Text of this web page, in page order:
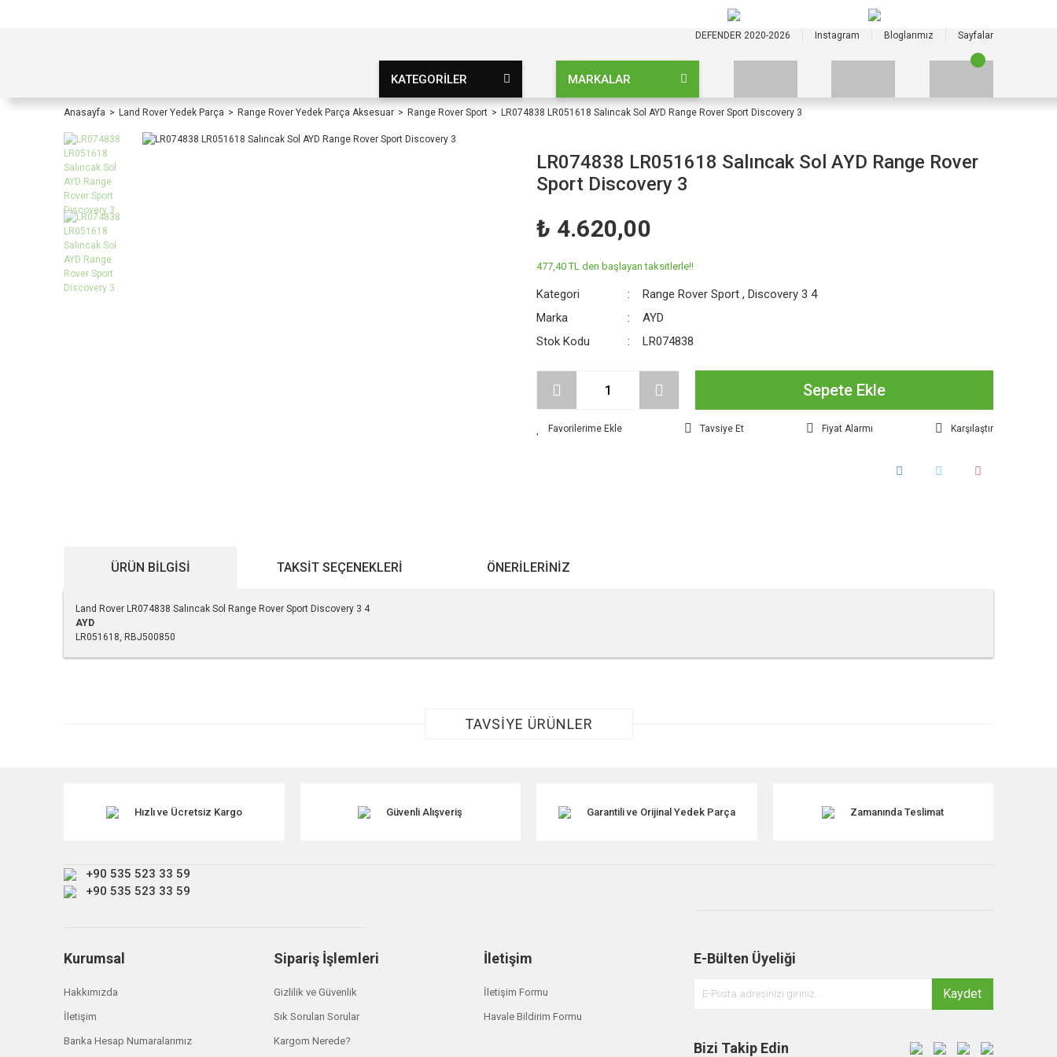
DEFENDER 2020-2026 Instagram Bloglarımız Sayfalar
KATEGORİLER MARKALAR
Anasayfa Land Rover Yedek Parça Range Rover Yedek Parça Aksesuar Range Rover Sport LR074838 LR051618 Salıncak Sol AYD Range Rover Sport Discovery 3
LR074838 LR051618 Salıncak Sol AYD Range Rover
Sport Discovery 3
₺ 4.620,00
477,40 TL den başlayan taksitlerle!!
Kategori Range Rover Sport ,Discovery 3 4
Marka
AYD
Stok Kodu
LR074838
Sepete Ekle
Tavsiye Et Fiyat Alarmı Karşılaştır
ÜRÜN BILGISI TAKSIT SEÇENEKLERI ÖNERILERINIZ
Land Rover LR074838 Salıncak Sol Range Rover Sport Discovery 3 4
AYD
LR051618, RBJ500850
Bu ürüne benzer farklı alternatifler olmalı.
TAVSİYE ÜRÜNLER
Hızlı ve Ücretsiz Kargo Güvenli Alışveriş Garantili ve Orijinal Yedek Parça Zamanında Teslimat
+90 535 523 33 59
+90 535 523 33 59
Kurumsal
Hakkımızda
İletişim
Banka Hesap Numaralarımız
Sipariş İşlemleri
Gizlilik ve Güvenlik
Sık Sorulan Sorular
Kargom Nerede?
İletişim
İletişim Formu
Havale Bildirim Formu
E-Bülten Üyeliği
Kaydet
Bizi Takip Edin